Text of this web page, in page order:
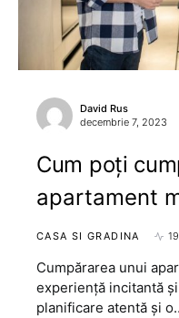
David Rus
decembrie 7, 2023
Cum poți
apartament
CASA SI GRADINA
Cumpărarea unui
experiență incitantă
planificare atentă și